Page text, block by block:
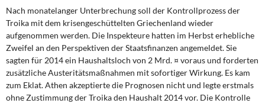
Leitlinien linker Wirtschafts- und Finanzpolitik
Wirtschaftspolitik
Steuer- und Finanzpolitik
Öffentliche Infrastruktur und Daseinsvorsorge
Nach monatelanger Unterbrechung soll der Kontrollprozess der
Troika mit dem krisengeschüttelten Griechenland wieder
aufgenommen werden. Die Inspekteure hatten im Herbst erhebliche
Zweifel an den Perspektiven der Staatsfinanzen angemeldet. Sie
sagten für 2014 ein Haushaltsloch von 2 Mrd. ¤ voraus und forderten
zusätzliche Austeritätsmaßnahmen mit sofortiger Wirkung. Es kam
zum Eklat. Athen akzeptierte die Prognosen nicht und legte erstmals
ohne Zustimmung der Troika den Haushalt 2014 vor. Die Kontrolle